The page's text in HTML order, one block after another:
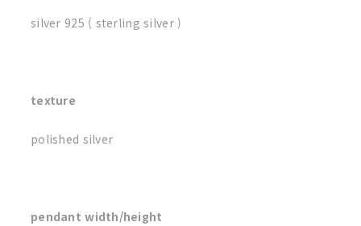
silver 925 ( sterling silver )
texture
polished silver
pendant width/height